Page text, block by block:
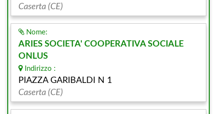
Caserta (CE)
Nome:
ARIES SOCIETA' COOPERATIVA SOCIALE
ONLUS
Indirizzo :
PIAZZA GARIBALDI N 1
Caserta (CE)